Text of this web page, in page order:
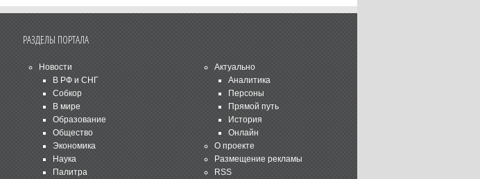
РАЗДЕЛЫ ПОРТАЛА
Новости
В РФ и СНГ
Собкор
В мире
Образование
Общество
Экономика
Наука
Палитра
Актуально
Аналитика
Персоны
Прямой путь
История
Онлайн
О проекте
Размещение рекламы
RSS